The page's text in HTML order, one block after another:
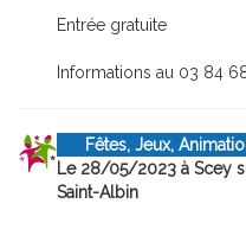
Entrée gratuite
Informations au 03 84
Fêtes, Jeux,
Le 28/05/2023 à Scey
Saint-Albin